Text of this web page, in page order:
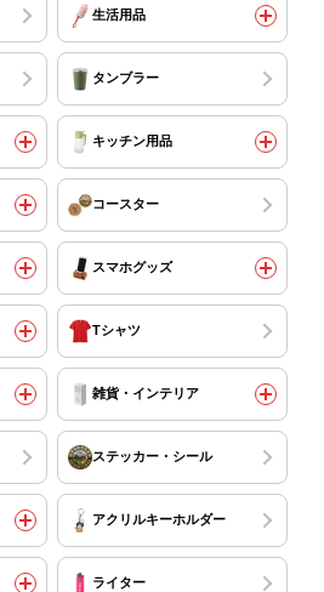
生活用品
タンブラー
キッチン用品
コースター
スマホグッズ
Tシャツ
雑貨・インテリア
ステッカー・シール
アクリルキーホルダー
ライター